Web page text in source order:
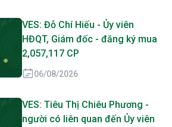
VES: Đỗ Chí Hiếu - Ủy viên
HĐQT, Giám đốc - đăng ký mua
2,057,117 CP
06/08/2026
VES: Tiêu Thị Chiêu Phương -
người có liên quan đến Ủy viên